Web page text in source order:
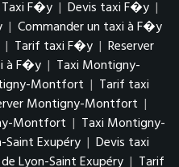
Taxi F�y | Devis taxi F�y |
| Commander un taxi à F�y
| Tarif taxi F�y | Reserver
à F�y | Taxi Montigny-
Montfort | Tarif taxi
Montigny-Montfort |
Montfort | Taxi Montigny-
Exupéry | Devis taxi
Lyon-Saint Exupéry | Tarif